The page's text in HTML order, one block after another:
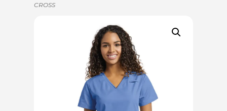
CROSS